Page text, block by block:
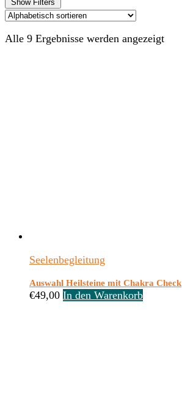
Show Filters
Alle 9 Ergebnisse werden angezeigt
Seelenbegleitung
Auswahl Heilsteine mit Chakra Check
€49,00 In den Warenkorb